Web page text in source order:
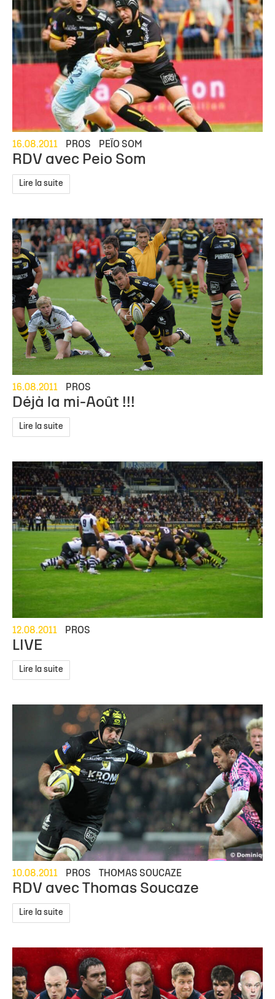
16.08.2011 PROS PEÏO SOM
RDV avec Peio Som
Lire la suite
16.08.2011 PROS
Déjà la mi-Août !!!
Lire la suite
12.08.2011 PROS
LIVE
Lire la suite
10.08.2011 PROS THOMAS SOUCAZE
RDV avec Thomas Soucaze
Lire la suite